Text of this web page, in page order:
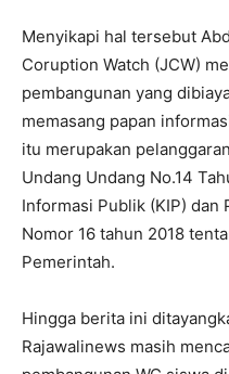
Menyikapi hal tersebut
Coruption Watch (JCW)
pembangunan yang
memasang papan
itu merupakan
Undang Undang No.14
Informasi Publik (KIP)
Nomor 16 tahun 2018
Pemerintah.
Hingga berita ini
Rajawalinews masih